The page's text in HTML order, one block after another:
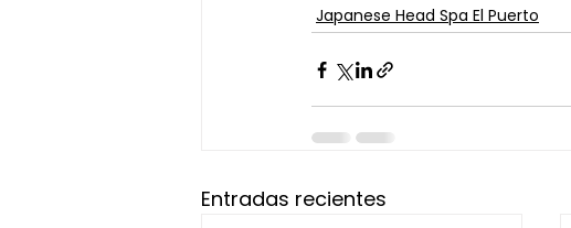
Japanese Head Spa El Puerto
Entradas recientes